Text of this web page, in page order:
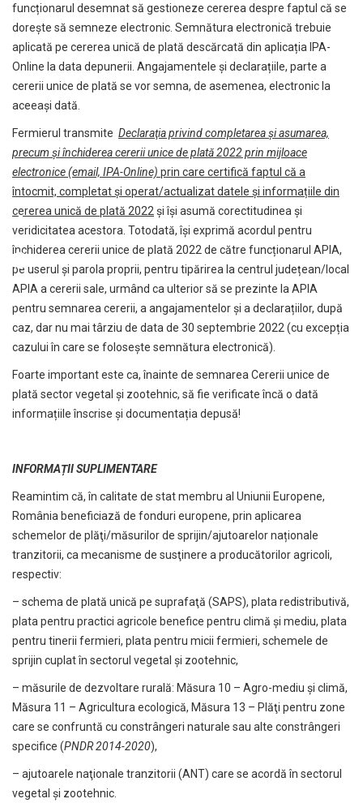
funcționarul desemnat să gestioneze cererea despre faptul că se
dorește să semneze electronic. Semnătura electronică trebuie
aplicată pe cererea unică de plată descărcată din aplicația IPA-
Online la data depunerii. Angajamentele și declarațiile, parte a
cererii unice de plată se vor semna, de asemenea, electronic la
aceeași dată.
Fermierul transmite Declaraţia privind completarea și asumarea,
precum și închiderea cererii unice de plată 2022 prin mijloace
electronice (email, IPA-Online) prin care certifică faptul că a
întocmit, completat și operat/actualizat datele și informațiile din
cererea unică de plată 2022 și își asumă corectitudinea și
veridicitatea acestora. Totodată, își exprimă acordul pentru
închiderea cererii unice de plată 2022 de către funcționarul APIA,
pe userul şi parola proprii, pentru tipărirea la centrul județean/local
APIA a cererii sale, urmând ca ulterior să se prezinte la APIA
pentru semnarea cererii, a angajamentelor și a declarațiilor, după
caz, dar nu mai târziu de data de 30 septembrie 2022 (cu excepția
cazului în care se folosește semnătura electronică).
Foarte important este ca, înainte de semnarea Cererii unice de
plată sector vegetal și zootehnic, să fie verificate încă o dată
informațiile înscrise și documentația depusă!
INFORMAȚII SUPLIMENTARE
Reamintim că, în calitate de stat membru al Uniunii Europene,
România beneficiază de fonduri europene, prin aplicarea
schemelor de plăţi/măsurilor de sprijin/ajutoarelor naționale
tranzitorii, ca mecanisme de susţinere a producătorilor agricoli,
respectiv:
– schema de plată unică pe suprafaţă (SAPS), plata redistributivă,
plata pentru practici agricole benefice pentru climă şi mediu, plata
pentru tinerii fermieri, plata pentru micii fermieri, schemele de
sprijin cuplat în sectorul vegetal și zootehnic,
– măsurile de dezvoltare rurală: Măsura 10 – Agro-mediu şi climă,
Măsura 11 – Agricultura ecologică, Măsura 13 – Plăţi pentru zone
care se confruntă cu constrângeri naturale sau alte constrângeri
specifice (PNDR 2014-2020),
– ajutoarele naţionale tranzitorii (ANT) care se acordă în sectorul
vegetal şi zootehnic.